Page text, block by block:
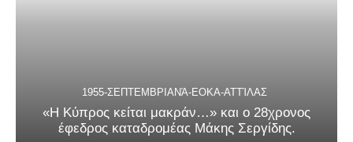
1955-ΣΕΠΤΕΜΒΡΙΑΝΆ-ΕΟΚΑ-ΑΤΤΊΛΑΣ
«Η Κύπρος κείται μακράν…» και ο 28χρονος
έφεδρος καταδρομέας Μάκης Σεργίδης.